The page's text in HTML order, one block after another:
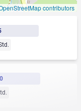
contributors